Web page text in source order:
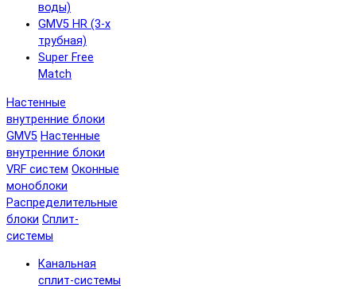
воды)
GMV5 HR (3-х
трубная)
Super Free
Match
Настенные
внутренние блоки
GMV5 Настенные
внутренние блоки
VRF систем Оконные
моноблоки
Распределительные
блоки Сплит-
системы
Канальная
сплит-системы